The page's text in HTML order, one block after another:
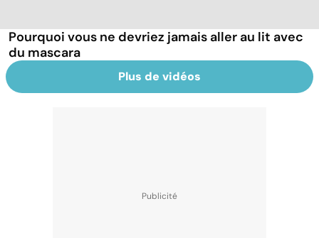
Pourquoi vous ne devriez jamais aller au lit avec
du mascara
Plus de vidéos